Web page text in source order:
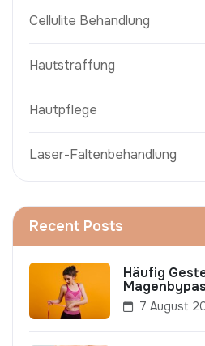
Cellulite Behandlung
Hautstraffung
Hautpflege
Laser-Faltenbehandlung
Recent Posts
Häufig
7 August